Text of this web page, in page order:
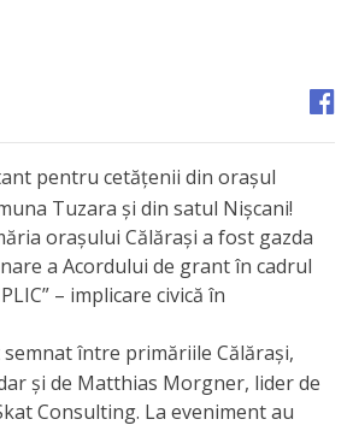
pentru cetățenii din orașul
Tuzara și din satul Nișcani!
orașului Călărași a fost gazda
a Acordului de grant în cadrul
– implicare civică în
între primăriile Călărași,
și de Matthias Morgner, lider de
Consulting. La eveniment au